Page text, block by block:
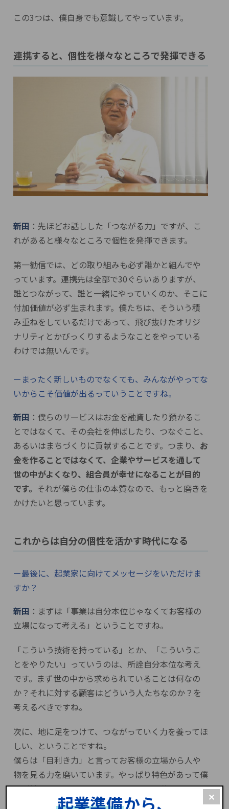
この3つは、僕自身でも意識してやっています。
連携すると、個性を様々なところで発揮できる
新田 ：先ほどお話しした「つながる力」ですが、こ
れがあると様々なところで個性を発揮できます。
第一勧信では、どの取り組みも必ず誰かと組んでや
っています。連携先は全部で30ぐらいありますが、
誰とつながって、誰と一緒にやっていくのか、そこに
付加価値が必ず生まれます。僕たちは、そういう積
み重ねをしているだけであって、飛び抜けたオリジ
ナリティとかびっくりするようなことをやっている
わけでは無いんです。
ーまったく新しいものでなくても、みんながやってな
いからこそ価値が出るっていうことですね。
新田 ：僕らのサービスはお金を融資したり預かるこ
とではなくて、その会社を伸ばしたり、つなぐこと、
あるいはまちづくりに貢献することです。つまり、 お
金を作ることではなくて、企業やサービスを通して
世の中がよくなり、組合員が幸せになることが目的
です。 それが僕らの仕事の本質なので、もっと磨きを
かけたいと思っています。
これからは自分の個性を活かす時代になる
ー最後に、起業家に向けてメッセージをいただけま
すか？
新田 ：まずは「事業は自分本位じゃなくてお客様の
立場になって考える」ということですね。
「こういう技術を持っている」とか、「こういうこ
とをやりたい」っていうのは、所詮自分本位な考え
です。まず世の中から求められていることは何なの
か？それに対する顧客はどういう人たちなのか？を
考えるべきですね。
次に、地に足をつけて、つながっていく力を養ってほ
しい、ということですね。
僕らは「目利き力」と言ってお客様の立場から人や
物を見る力を磨いています。やっぱり特色があって僕
らが勧めたいとか買いたいと思うものは伸びますよ
起業準備から、 ✕